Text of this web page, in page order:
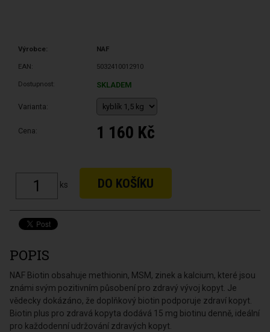
Výrobce: NAF
EAN: 5032410012910
Dostupnost: SKLADEM
Varianta:
Cena: 1 160 Kč
ks
POPIS
NAF Biotin obsahuje methionin, MSM, zinek a kalcium, které jsou
známi svým pozitivním působení pro zdravý vývoj kopyt. Je
vědecky dokázáno, že doplňkový biotin podporuje zdraví kopyt.
Biotin plus pro zdravá kopyta dodává 15 mg biotinu denně, ideální
pro každodenní udržování zdravých kopyt.